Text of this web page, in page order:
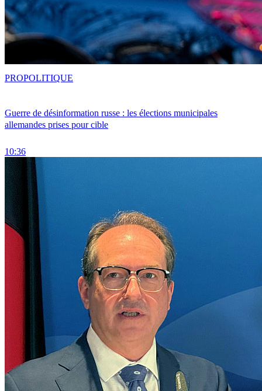
Guerre de désinformation russe : les élections municipales
allemandes prises pour cible
10:36
PROPOLITIQUE